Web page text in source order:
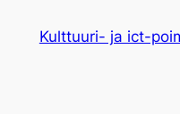
sisältöön
Kulttuuri- ja ict-